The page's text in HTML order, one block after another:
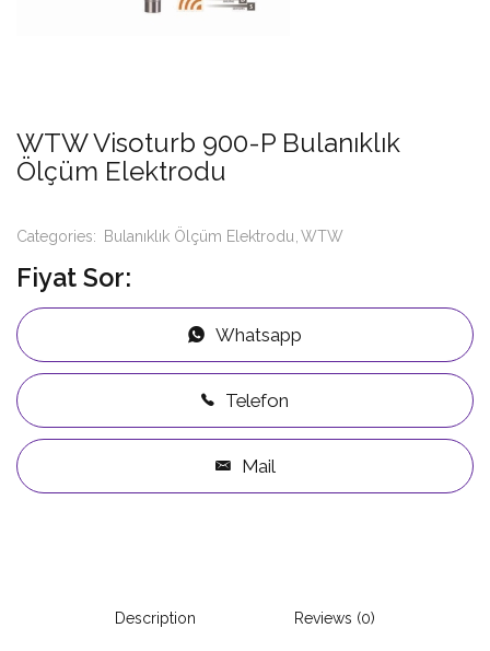
WTW Visoturb 900-P Bulanıklık
Ölçüm Elektrodu
Categories: Bulanıklık Ölçüm Elektrodu WTW
Fiyat Sor:
Whatsapp
Telefon
Mail
Description Reviews (0)